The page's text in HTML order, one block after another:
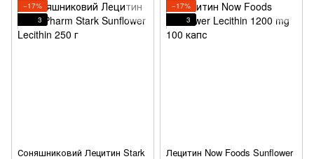
−17%
3
Соняшниковий Лецитин Stark
−17%
3
Лецитин Now Foods Sunflower